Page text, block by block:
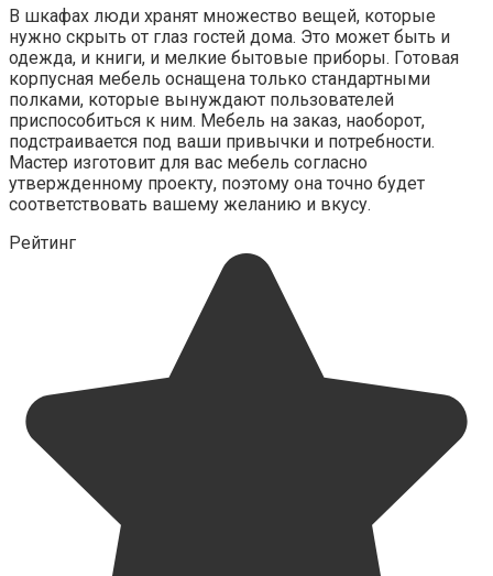
В шкафах люди хранят множество вещей, которые
нужно скрыть от глаз гостей дома. Это может быть и
одежда, и книги, и мелкие бытовые приборы. Готовая
корпусная мебель оснащена только стандартными
полками, которые вынуждают пользователей
приспособиться к ним. Мебель на заказ, наоборот,
подстраивается под ваши привычки и потребности.
Мастер изготовит для вас мебель согласно
утвержденному проекту, поэтому она точно будет
соответствовать вашему желанию и вкусу.
Рейтинг